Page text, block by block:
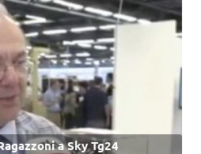
a Sky Tg24